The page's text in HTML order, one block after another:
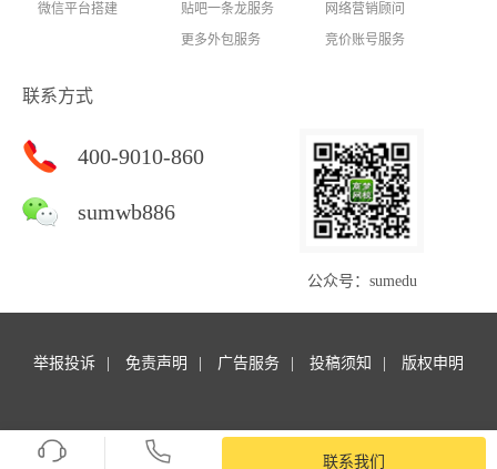
微信平台搭建
贴吧一条龙服务
更多外包服务
网络营销顾问
竞价账号服务
联系方式
400-9010-860
sumwb886
公众号：sumedu
举报投诉 免责声明 广告服务 投稿须知 版权申明
Copyright © 商梦外包. All rights reserved.商梦网校 版权所有苏ICP备14047127号-16
联系我们